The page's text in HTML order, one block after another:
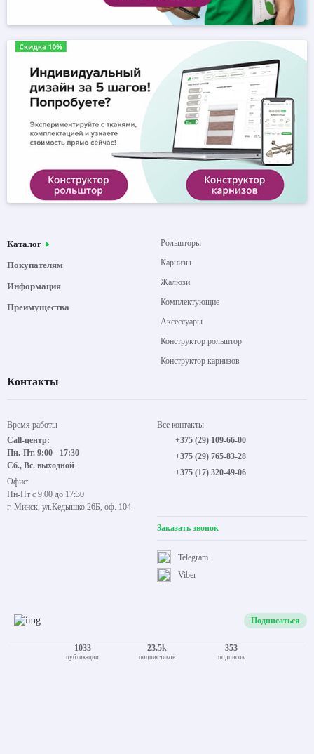
Каталог
Покупателям
Информация
Преимущества
Рольшторы
Карнизы
Жалюзи
Комплектующие
Аксессуары
Конструктор рольштор
Конструктор карнизов
Контакты
Время работы
Call-центр:
Пн.-Пт. 9:00 - 17:30
Сб., Вс. выходной
Офис:
Пн-Пт с 9:00 до 17:30
г. Минск, ул.Кедышко 26Б, оф. 104
Все контакты
+375 (29) 109-66-00
+375 (29) 765-83-28
+375 (17) 320-49-06
Заказать звонок
Viber
Telegram
Подписаться
1033
публикации
23.5k
подписчиков
353
подписок